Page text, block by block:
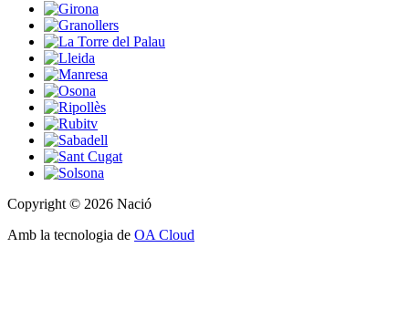
Copyright © 2026 Nació
Amb la tecnologia de OA Cloud